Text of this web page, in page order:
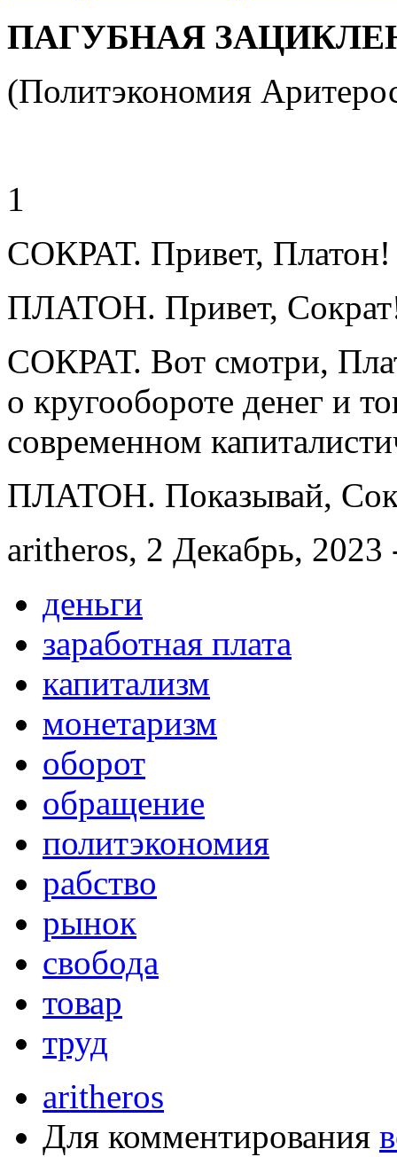
ПАГУБНАЯ
(Политэкономия
1
СОКРАТ. Привет, Платон!
ПЛАТОН. Привет,
СОКРАТ. Вот смотри,
о кругообороте денег и
современном
ПЛАТОН. Показывай,
aritheros, 2 Декабрь, 2023
деньги
заработная плата
капитализм
монетаризм
оборот
обращение
политэкономия
рабство
рынок
свобода
товар
труд
aritheros
Для комментирования